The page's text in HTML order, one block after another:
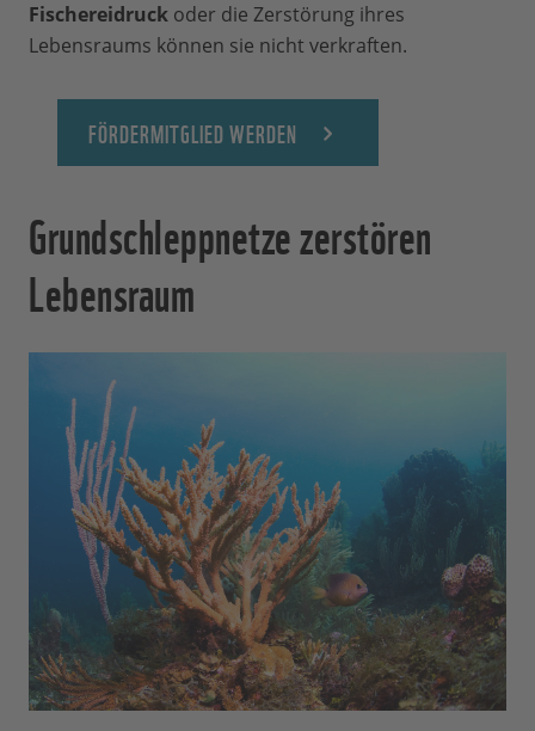
Fischereidruck oder die Zerstörung ihres
Lebensraums können sie nicht verkraften.
FÖRDERMITGLIED WERDEN
Grundschleppnetze zerstören
Lebensraum